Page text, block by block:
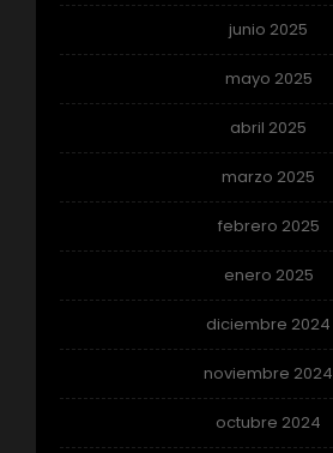
junio 2025
mayo 2025
abril 2025
marzo 2025
febrero 2025
enero 2025
diciembre 2024
noviembre 2024
octubre 2024